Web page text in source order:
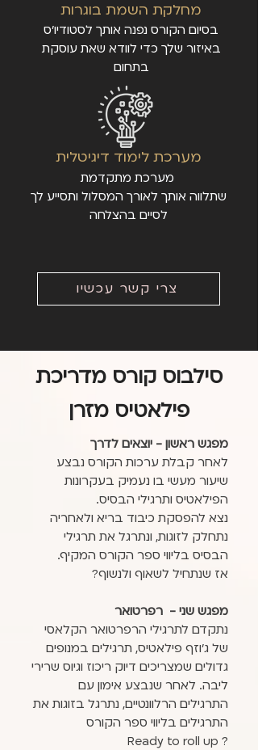
מחלקת השמת בוגרות
בסיום הקורס נפנה אותך לסטודיו'ס
באיזור שלך כדי לוודא שאת עוסקת
בתחום
מערכת לימוד דיגיטלית
מערכת מתקדמת
שתלווה אותך לאורך המסלול ותסייע לך
לסיים בהצלחה
צרי קשר עכשיו
סילבוס קורס מדריכת
פילאטיס מזרן
מפגש ראשון - יוצאים לדרך
לאחר קבלת ערכות הקורס נבצע
שיעור מעשי בו נעמיק בעקרונות
הפילאטיס ותרגילי הבסיס.
נצא להפסקת כיבוד בריא ולאחריה
נתחלק לזוגות, ונתרגל את תרגילי
הבסיס בליווי ספר הקורס המקיף.
אז שנתחיל לשאוף ולנשוף?
מפגש שני - רפרטואר
נתקדם לתרגילי הרפרטואר הקלאסי
של ג'וזף פילאטיס, תרגילים במנופים
גדולים שמצריכים דיוק ריכוז וגיוס שרירי
ליבה. לאחר שנבצע אימון עם
התרגילים הרלוונטיים, נתרגל בזוגות את
התרגילים בליווי ספר הקורס
? Ready to roll up